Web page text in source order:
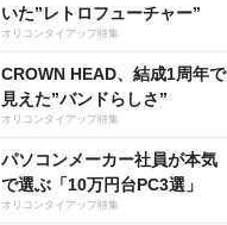
いた”レトロフューチャー”
オリコンタイアップ特集
CROWN HEAD、結成1周年で
見えた”バンドらしさ”
オリコンタイアップ特集
パソコンメーカー社員が本気
で選ぶ「10万円台PC3選」
オリコンタイアップ特集